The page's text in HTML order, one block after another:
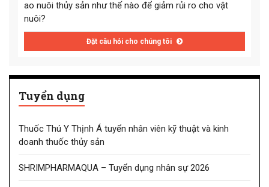
ao nuôi thủy sản như thế nào để giảm rủi ro cho vật
nuôi?
Đặt câu hỏi cho chúng tôi
Tuyển dụng
Thuốc Thú Y Thịnh Á tuyển nhân viên kỹ thuật và kinh
doanh thuốc thủy sản
SHRIMPHARMAQUA – Tuyển dụng nhân sự 2026